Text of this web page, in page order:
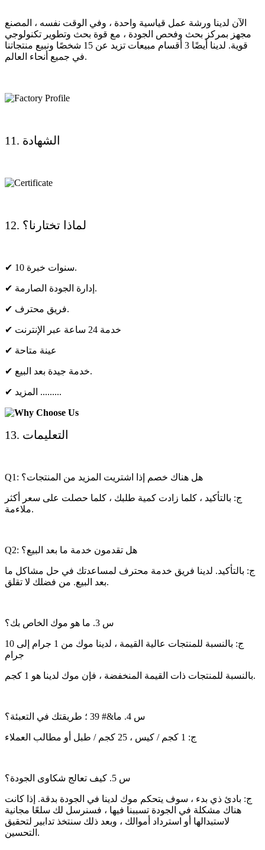
الآن لدينا ورشة عمل قياسية واحدة ، وفي الوقت نفسه ، المصنع
مجهز بمركز بحث وفحص الجودة ، مع قوة بحث وتطوير تكنولوجي
قوية. لدينا أيضًا 3 أقسام مبيعات تزيد عن 15 شخصًا ونبيع منتجاتنا
في جميع أنحاء العالم.
11. الشهادة
12. لماذا تختارنا؟
✔ 10 سنوات خبرة.
✔ إدارة الجودة الصارمة.
✔ فريق محترف.
✔ خدمة 24 ساعة عبر الإنترنت
✔ عينة متاحة
✔ خدمة جيدة بعد البيع.
✔ المزيد .........
13. التعليمات
Q1: هل هناك خصم إذا اشتريت المزيد من المنتجات؟
ج: بالتأكيد ، كلما زادت كمية طلبك ، كلما حصلت على سعر أكثر
ملاءمة.
Q2: هل تقدمون خدمة ما بعد البيع؟
ج: بالتأكيد. لدينا فريق خدمة محترف لمساعدتك في حل مشاكل ما
بعد البيع. من فضلك لا تقلق.
س 3. ما هو موك الخاص بك؟
ج: بالنسبة للمنتجات عالية القيمة ، لدينا موك من 1 جرام إلى 10
جرام
بالنسبة للمنتجات ذات القيمة المنخفضة ، فإن موك لدينا هو 1 كجم.
س 4. ما&# 39 ؛ طريقتك في التعبئة؟
ج: 1 كجم / كيس ، 25 كجم / طبل أو مطالب العملاء
س 5. كيف تعالج شكاوى الجودة؟
ج: بادئ ذي بدء ، سوف يتحكم موك لدينا في الجودة بدقة. إذا كانت
هناك مشكلة في الجودة تسببنا فيها ، فسنرسل لك سلعًا مجانية
لاستبدالها أو استرداد أموالك ، وبعد ذلك سنتخذ تدابير لتحقيق
التحسين.